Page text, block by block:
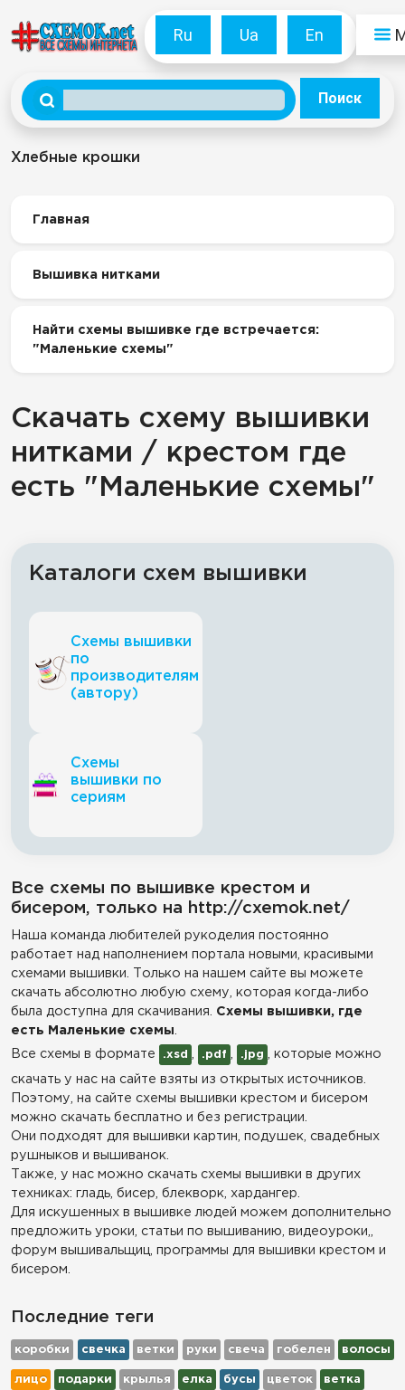
Ru Ua En
Поиск
Хлебные крошки
Главная
Вышивка нитками
Найти схемы вышивке где встречается:
"Маленькие схемы"
Скачать схему вышивки
нитками / крестом где
есть "Маленькие схемы"
Каталоги схем вышивки
Схемы вышивки
по
производителям
(автору)
Схемы
вышивки по
сериям
Все схемы по вышивке крестом и
бисером, только на http://cxemok.net/
Наша команда любителей рукоделия постоянно
работает над наполнением портала новыми, красивыми
схемами вышивки. Только на нашем сайте вы можете
скачать абсолютно любую схему, которая когда-либо
была доступна для скачивания. Схемы вышивки, где
есть Маленькие схемы
Все схемы в формате
.xsd .pdf .jpg , которые можно
скачать у нас на сайте взяты из открытых источников.
Поэтому, на сайте схемы вышивки крестом и бисером
можно скачать бесплатно и без регистрации.
Они подходят для вышивки картин, подушек, свадебных
рушныков и вышиванок.
Также, у нас можно скачать схемы вышивки в других
техниках: гладь, бисер, блекворк, хардангер.
Для искушенных в вышивке людей можем дополнительно
предложить уроки, статьи по вышиванию, видеоуроки,,
форум вышивальщиц, программы для вышивки крестом и
бисером.
Последние теги
коробки свечка ветки руки свеча гобелен волосы
лицо подарки крылья елка бусы цветок ветка